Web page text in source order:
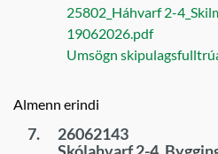
25802_Háhvarf 2-
19062026.pdf
Umsögn
Almenn erindi
7.
26062143